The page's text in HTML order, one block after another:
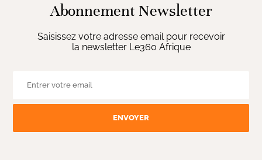
Abonnement Newsletter
Saisissez votre adresse email pour recevoir
la newsletter Le360 Afrique
ENVOYER